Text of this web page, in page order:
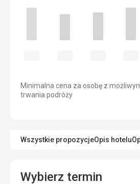
Minimalna cena za osobę z
trwania podróży
Wszystkie propozycjeOpis hotelu
Wybierz termin